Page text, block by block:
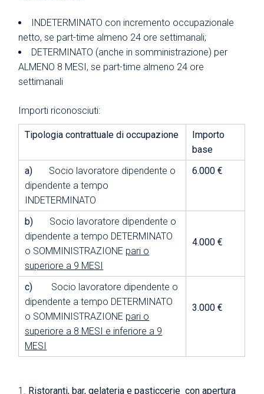
INDETERMINATO con incremento occupazionale
netto, se part-time almeno 24 ore settimanali;
DETERMINATO (anche in somministrazione) per
ALMENO 8 MESI, se part-time almeno 24 ore
settimanali
Importi riconosciuti:
Tipologia contrattuale di occupazione
Importo
base
a) Socio lavoratore dipendente o
dipendente a tempo
INDETERMINATO
6.000 €
b) Socio lavoratore dipendente o
dipendente a tempo DETERMINATO
o SOMMINISTRAZIONE pari o
superiore a 9 MESI
4.000 €
c) Socio lavoratore dipendente o
dipendente a tempo DETERMINATO
o SOMMINISTRAZIONE pari o
superiore a 8 MESI e inferiore a 9
MESI
3.000 €
Ristoranti, bar, gelateria e pasticcerie con apertura